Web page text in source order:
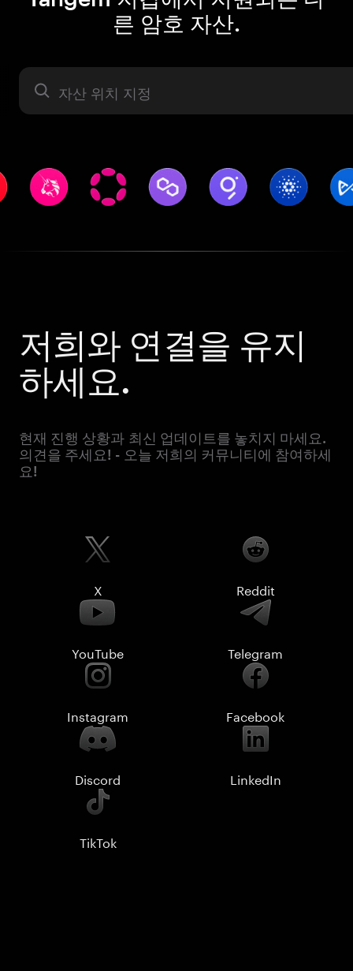
른 암호 자산.
자산 라벨
저희와 연결을 유지
하세요.
현재 진행 상황과 최신 업데이트를 놓치지 마세요.
의견을 주세요! - 오늘 저희의 커뮤니티에 참여하세
요!
X Reddit
YouTube Telegram
Instagram Facebook
Discord LinkedIn
TikTok